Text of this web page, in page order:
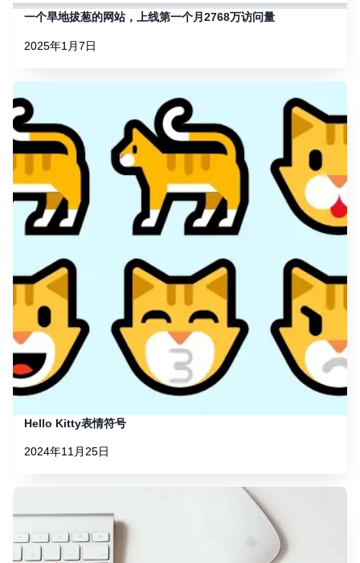
一个旱地拔葱的网站，上线第一个月2768万访问量
2025年1月7日
Hello Kitty表情符号
2024年11月25日